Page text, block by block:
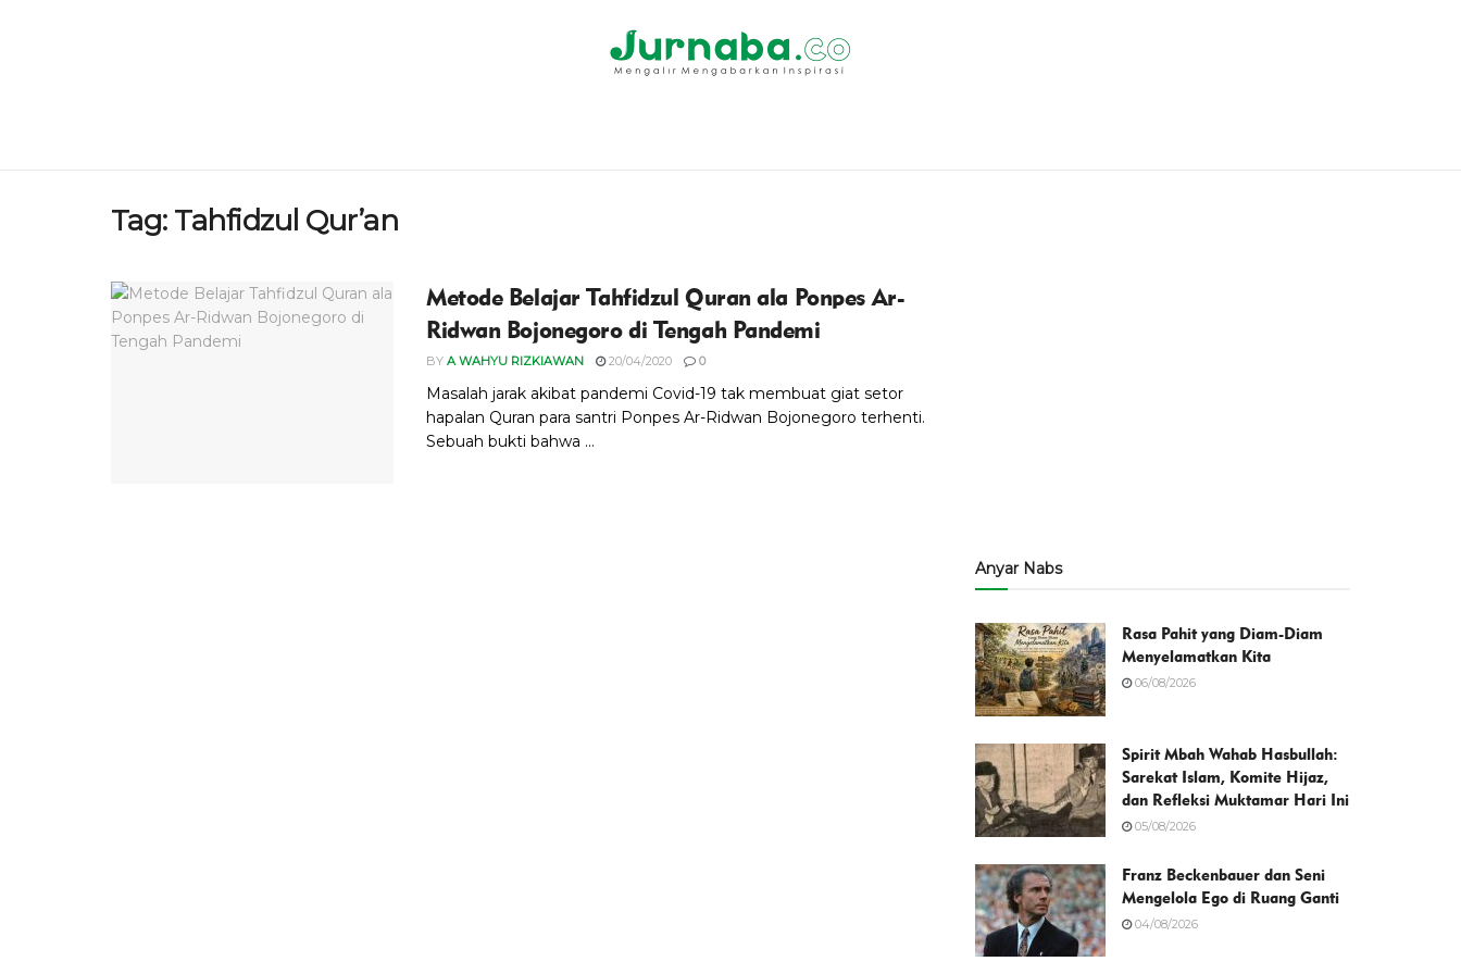
Tag: Tahfidzul Qur’an
Metode Belajar Tahfidzul Quran ala Ponpes Ar-
Ridwan Bojonegoro di Tengah Pandemi
BY A WAHYU RIZKIAWAN 20/04/2020 0
Masalah jarak akibat pandemi Covid-19 tak membuat giat setor
hapalan Quran para santri Ponpes Ar-Ridwan Bojonegoro terhenti.
Sebuah bukti bahwa ...
Anyar Nabs
Rasa Pahit yang Diam-Diam
Menyelamatkan Kita
06/08/2026
Spirit Mbah Wahab Hasbullah:
Sarekat Islam, Komite Hijaz,
dan Refleksi Muktamar Hari Ini
05/08/2026
Franz Beckenbauer dan Seni
Mengelola Ego di Ruang Ganti
04/08/2026